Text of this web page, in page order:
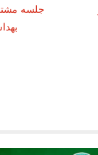
جلسه